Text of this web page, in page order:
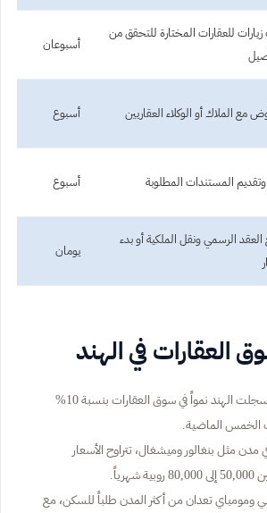
زيارات للعقارات المختارة للتحقق من
أسبوعان
مع الملاك أو الوكلاء العقاريين أسبوع
المستندات المطلوبة أسبوع
العقد الرسمي ونقل الملكية أو بدء
يومان
العقارات في الهند
نمو سوق العقارات: سجلت الهند نمواً في سوق العقارات بنسبة 10%
الخمس الماضية.
مدن مثل بنغالور وميشغال، تتراوح الأسعار
ومومباي تعدان من أكثر المدن طلباً للسكن، مع